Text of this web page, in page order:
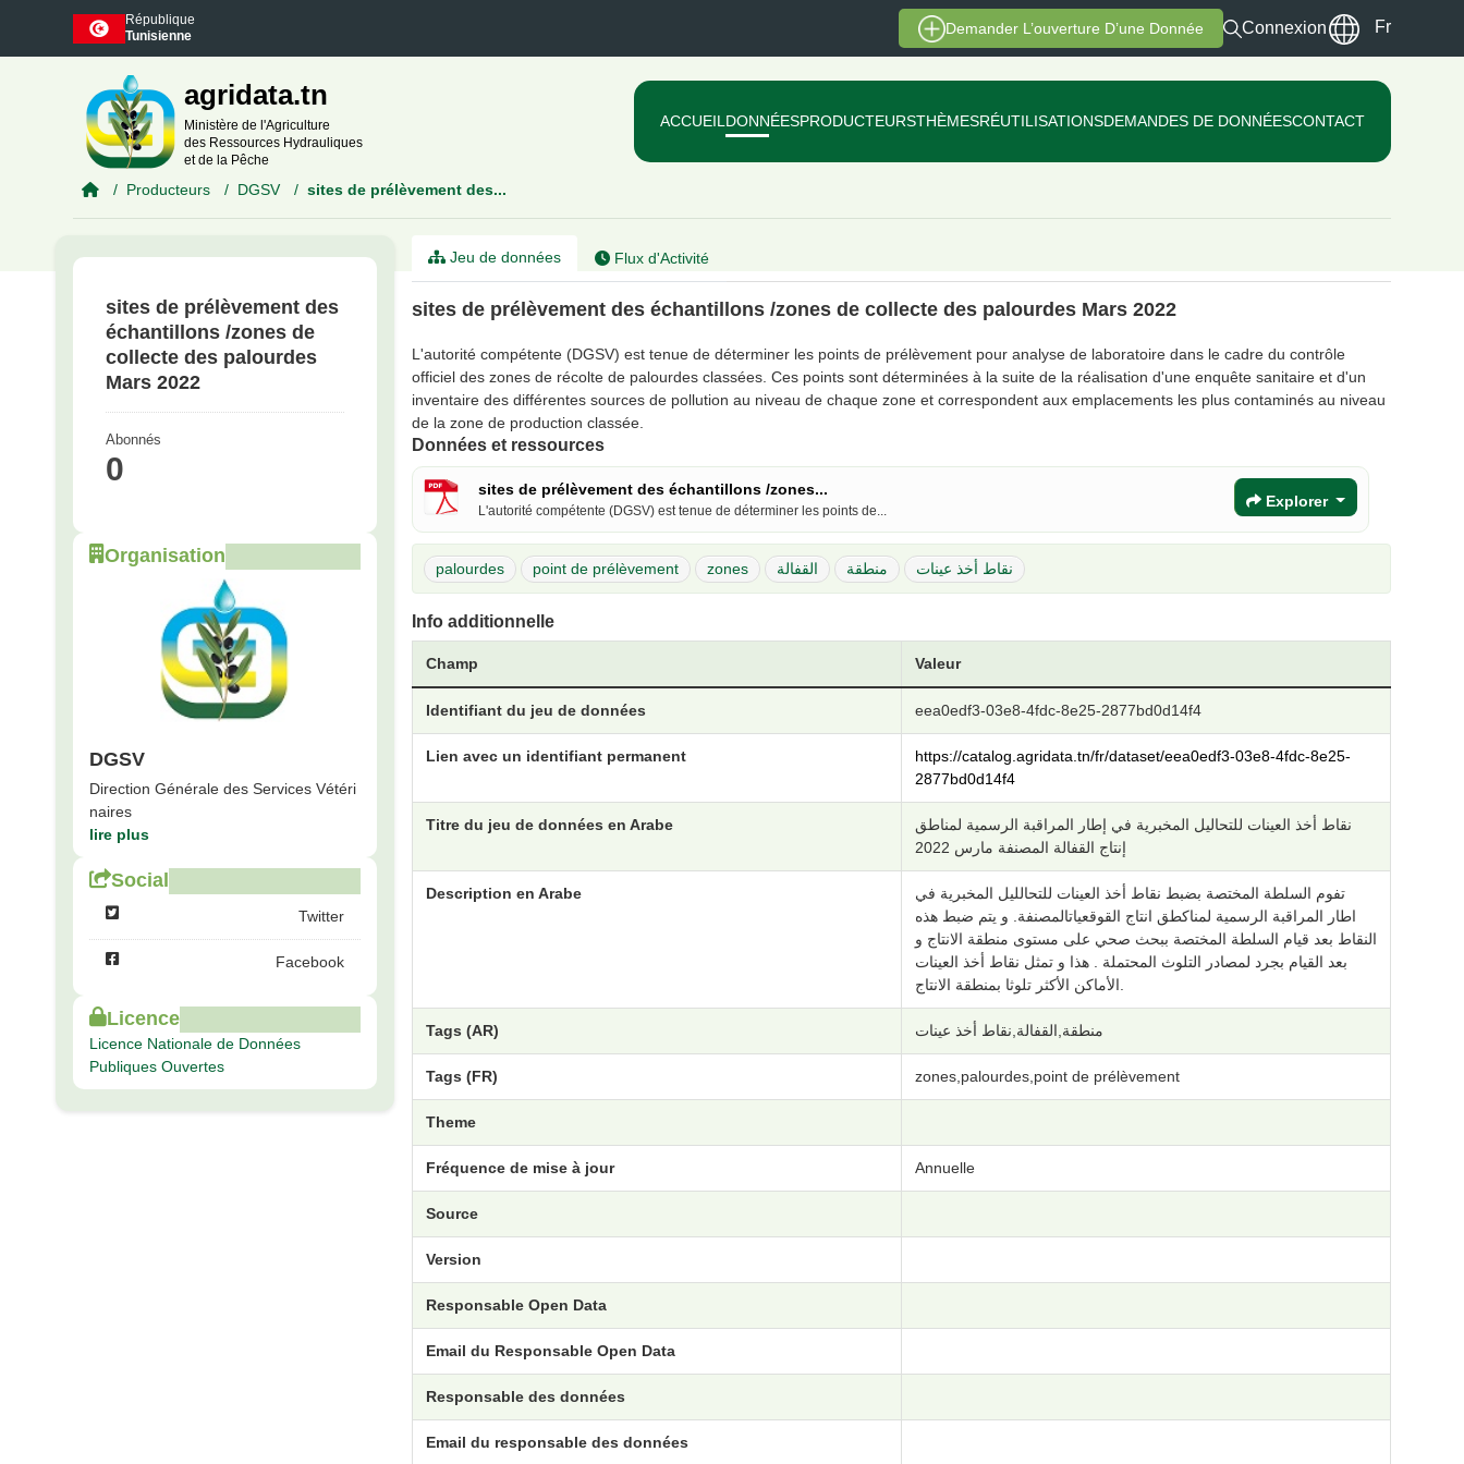
Skip to main content
République
Tunisienne
Demander L’ouverture D’une Donnée Connexion Fr
agridata.tn
Ministère de l'Agriculture
des Ressources Hydrauliques
et de la Pêche
ACCUEIL DONNÉESPRODUCTEURSTHÈMESRÉUTILISATIONSDEMANDES DE DONNÉESCONTACT
Producteurs DGSV sites de prélèvement des...
sites de prélèvement des
échantillons /zones de
collecte des palourdes
Mars 2022
Abonnés
0
Organisation
DGSV
Direction Générale des Services Vétéri
naires
lire plus
Social
Twitter
Facebook
Licence
Licence Nationale de Données
Publiques Ouvertes
Jeu de données Flux d'Activité
sites de prélèvement des échantillons /zones de collecte des palourdes Mars 2022
L'autorité compétente (DGSV) est tenue de déterminer les points de prélèvement pour analyse de laboratoire dans le cadre du contrôle
officiel des zones de récolte de palourdes classées. Ces points sont déterminées à la suite de la réalisation d'une enquête sanitaire et d'un
inventaire des différentes sources de pollution au niveau de chaque zone et correspondent aux emplacements les plus contaminés au niveau
de la zone de production classée.
Données et ressources
sites de prélèvement des échantillons /zones...
L'autorité compétente (DGSV) est tenue de déterminer les points de...
Explorer
palourdes point de prélèvement zones القفالة منطقة نقاط أخذ عينات
Info additionnelle
Champ Valeur
Identifiant du jeu de données eea0edf3-03e8-4fdc-8e25-2877bd0d14f4
Lien avec un identifiant permanent
https://catalog.agridata.tn/fr/dataset/eea0edf3-03e8-4fdc-8e25-
2877bd0d14f4
Titre du jeu de données en Arabe
نقاط أخذ العينات للتحاليل المخبرية في إطار المراقبة الرسمية لمناطق
إنتاج القفالة المصنفة مارس 2022
Description en Arabe
تفوم السلطة المختصة بضبط نقاط أخذ العينات للتحالليل المخبرية في
اطار المراقبة الرسمية لمناكطق انتاج القوقعياتالمصنفة. و يتم ضبط هذه
النقاط بعد قيام السلطة المختصة ببحث صحي على مستوى منطقة الانتاج و
بعد القيام بجرد لمصادر التلوث المحتملة . هذا و تمثل نقاط أخذ العينات
Tags (AR) منطقة,القفالة,نقاط أخذ عينات
Tags (FR) zones,palourdes,point de prélèvement
Theme
Fréquence de mise à jour Annuelle
Source
Version
Responsable Open Data
Email du Responsable Open Data
Responsable des données
Email du responsable des données